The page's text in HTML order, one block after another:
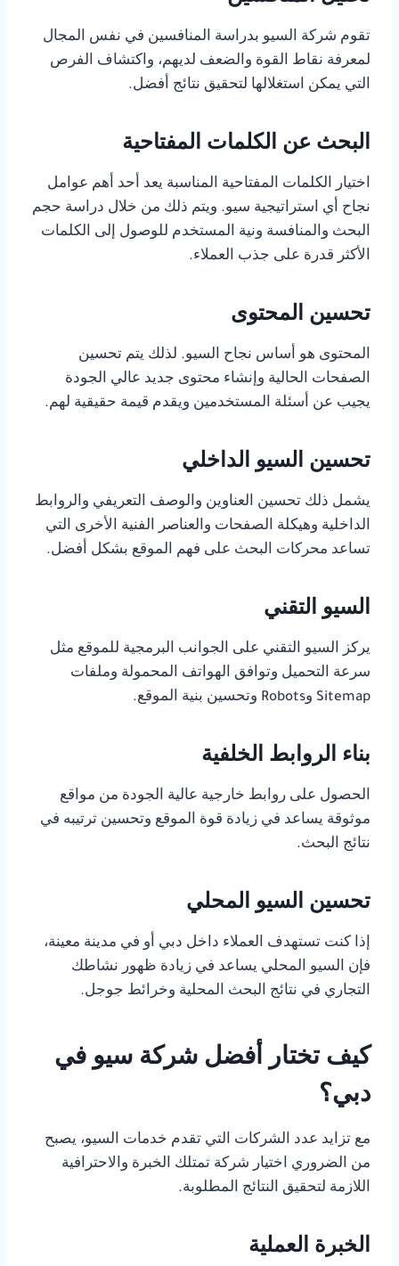
تقوم شركة السيو بدراسة المنافسين في نفس المجال
لمعرفة نقاط القوة والضعف لديهم، واكتشاف الفرص
التي يمكن استغلالها لتحقيق نتائج أفضل.
البحث عن الكلمات المفتاحية
اختيار الكلمات المفتاحية المناسبة يعد أحد أهم عوامل
نجاح أي استراتيجية سيو. ويتم ذلك من خلال دراسة حجم
البحث والمنافسة ونية المستخدم للوصول إلى الكلمات
الأكثر قدرة على جذب العملاء.
تحسين المحتوى
المحتوى هو أساس نجاح السيو. لذلك يتم تحسين
الصفحات الحالية وإنشاء محتوى جديد عالي الجودة
يجيب عن أسئلة المستخدمين ويقدم قيمة حقيقية لهم.
تحسين السيو الداخلي
يشمل ذلك تحسين العناوين والوصف التعريفي والروابط
الداخلية وهيكلة الصفحات والعناصر الفنية الأخرى التي
تساعد محركات البحث على فهم الموقع بشكل أفضل.
السيو التقني
يركز السيو التقني على الجوانب البرمجية للموقع مثل
سرعة التحميل وتوافق الهواتف المحمولة وملفات
Sitemap وRobots وتحسين بنية الموقع.
بناء الروابط الخلفية
الحصول على روابط خارجية عالية الجودة من مواقع
موثوقة يساعد في زيادة قوة الموقع وتحسين ترتيبه في
نتائج البحث.
تحسين السيو المحلي
إذا كنت تستهدف العملاء داخل دبي أو في مدينة معينة،
فإن السيو المحلي يساعد في زيادة ظهور نشاطك
التجاري في نتائج البحث المحلية وخرائط جوجل.
كيف تختار أفضل شركة سيو في
دبي؟
مع تزايد عدد الشركات التي تقدم خدمات السيو، يصبح
من الضروري اختيار شركة تمتلك الخبرة والاحترافية
اللازمة لتحقيق النتائج المطلوبة.
الخبرة العملية